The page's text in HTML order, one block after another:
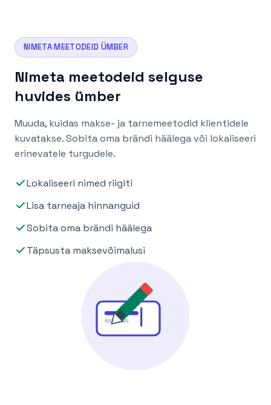
NIMETA MEETODEID ÜMBER
Nimeta meetodeid selguse
huvides ümber
Muuda, kuidas makse- ja tarnemeetodid klientidele
kuvatakse. Sobita oma brändi häälega või lokaliseeri
erinevatele turgudele.
Lokaliseeri nimed riigiti
Lisa tarneaja hinnanguid
Sobita oma brändi häälega
Täpsusta maksevõimalusi